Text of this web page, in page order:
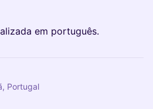
em português.
Portugal